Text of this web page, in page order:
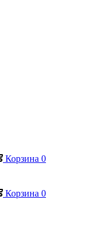
Корзина 0
Корзина 0